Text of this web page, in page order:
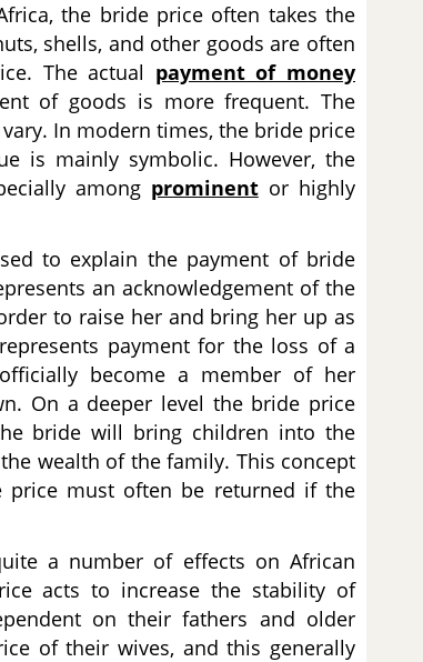
the bride price often takes the
shells, and other goods are often
The actual payment of money
of goods is more frequent. The
In modern times, the bride price
is mainly symbolic. However, the
among prominentor highly
to explain the payment of bride
an acknowledgement of the
to raise her and bring her up as
payment for the loss of a
become a member of her
On a deeper level the bride price
bride will bring children into the
wealth of the family. This concept
must often be returned if the
a number of effects on African
acts to increase the stability of
on their fathers and older
of their wives, and this generally